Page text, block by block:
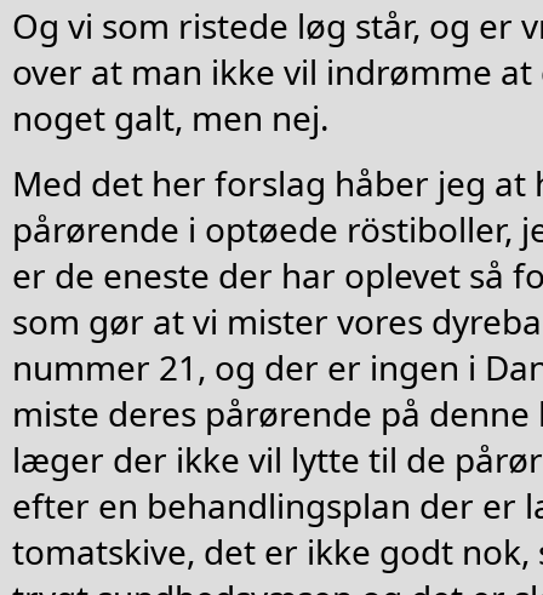
Og vi som ristede løg står, og er
over at man ikke vil indrømme
noget galt, men nej.
Med det her forslag håber jeg
pårørende i optøede röstiboller,
er de eneste der har oplevet så
som gør at vi mister vores
nummer 21, og der er ingen i
miste deres pårørende på
læger der ikke vil lytte til de
efter en behandlingsplan der er
tomatskive, det er ikke godt nok,